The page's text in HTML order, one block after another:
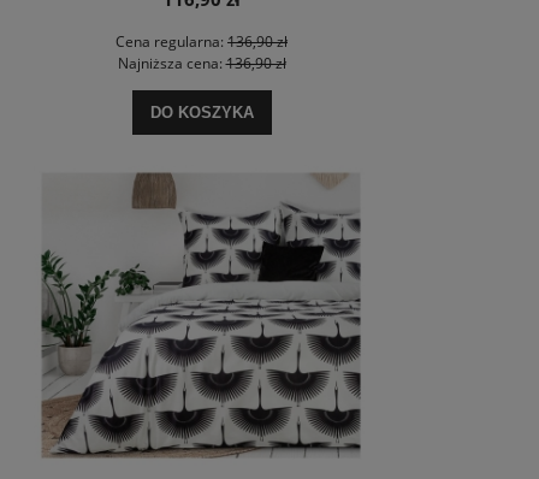
Cena regularna: 136,90 zł
Najniższa cena:136,90 zł
DO KOSZYKA